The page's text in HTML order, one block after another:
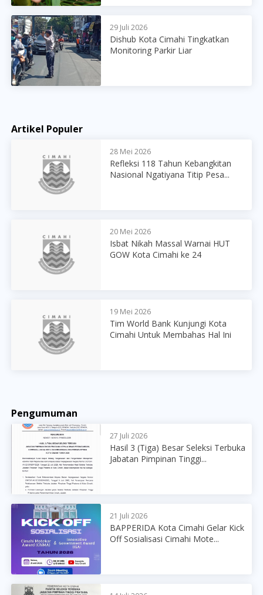
29 Juli 2026
Dishub Kota Cimahi Tingkatkan
Monitoring Parkir Liar
Artikel Populer
28 Mei 2026
Refleksi 118 Tahun Kebangkitan
Nasional Ngatiyana Titip Pesa...
20 Mei 2026
Isbat Nikah Massal Warnai HUT
GOW Kota Cimahi ke 24
19 Mei 2026
Tim World Bank Kunjungi Kota
Cimahi Untuk Membahas Hal Ini
Pengumuman
27 Juli 2026
Hasil 3 (Tiga) Besar Seleksi Terbuka
Jabatan Pimpinan Tinggi...
21 Juli 2026
BAPPERIDA Kota Cimahi Gelar Kick
Off Sosialisasi Cimahi Mote...